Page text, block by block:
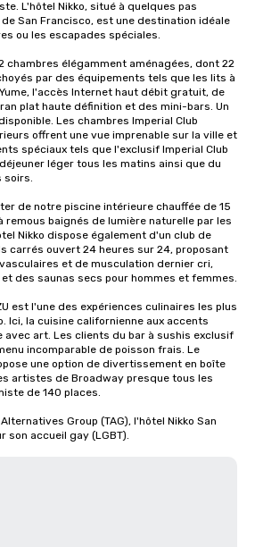
L'hôtel Nikko, situé à quelques pas
San Francisco, est une destination idéale
ou les escapades spéciales.
chambres élégamment aménagées, dont 22
par des équipements tels que les lits à
l'accès Internet haut débit gratuit, de
plat haute définition et des mini-bars. Un
Les chambres Imperial Club
offrent une vue imprenable sur la ville et
spéciaux tels que l'exclusif Imperial Club
léger tous les matins ainsi que du
soirs.
de notre piscine intérieure chauffée de 15
remous baignés de lumière naturelle par les
Nikko dispose également d'un club de
carrés ouvert 24 heures sur 24, proposant
et de musculation dernier cri,
des saunas secs pour hommes et femmes.
est l'une des expériences culinaires les plus
Ici, la cuisine californienne aux accents
art. Les clients du bar à sushis exclusif
incomparable de poisson frais. Le
une option de divertissement en boîte
artistes de Broadway presque tous les
de 140 places.
Group (TAG), l'hôtel Nikko San
son accueil gay (LGBT).